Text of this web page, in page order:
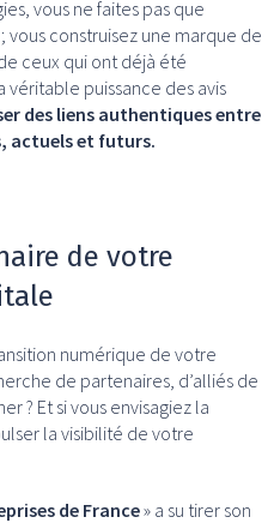
vous ne faites pas que
construisez une marque de
ceux qui ont déjà été
véritable puissance des avis
des liens authentiques entre
actuels et futurs.
de votre
numérique de votre
de partenaires, d’alliés de
? Et si vous envisagiez la
la visibilité de votre
de France» a su tirer son